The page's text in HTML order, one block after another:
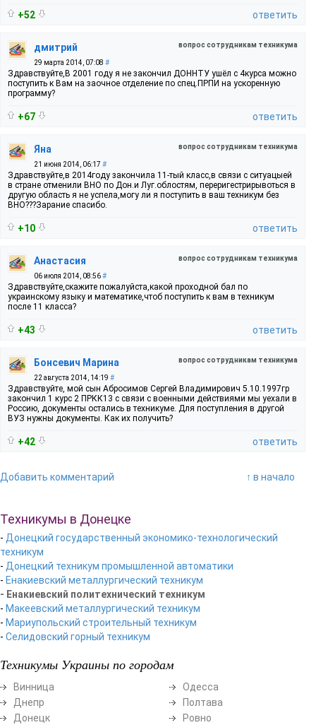
+52 ответить
вопрос сотрудникам техникума
дмитрий
29 марта 2014, 07:08 #
Здравствуйте,В 2001 году я не закончил ДОННТУ ушёл с 4курса можно
поступить к Вам на заочное отделение по спец.ПРПИ на ускоренную
программу?
+67 ответить
вопрос сотрудникам техникума
Яна
21 июня 2014, 06:17 #
Здравствуйте,в 2014году закончила 11-тый класс,в связи с ситуацыей
в стране отменили ВНО по Дон.и Луг.облостям, переригестрирывоться в
другую область я не успела,могу ли я поступить в ваш техникум без
ВНО???Зарание спасибо.
+10 ответить
вопрос сотрудникам техникума
Анастасия
06 июля 2014, 08:56#
Здравствуйте,скажите пожалуйста,какой проходной бал по
украинскому языку и математике,чтоб поступить к вам в техникум
после 11 класса?
+43 ответить
вопрос сотрудникам техникума
Бонсевич Марина
22 августа 2014, 14:19 #
Здравствуйте, мой сын Абросимов Сергей Владимирович 5.10.1997гр
закончил 1 курс 2 ПРКК13 с связи с военными действиями мы уехали в
Россию, документы остались в техникуме. Для поступления в другой
ВУЗ нужны документы. Как их получить?
+42 ответить
Добавить комментарий ↑ в начало
Техникумы в Донецке
- Донецкий государственный экономико-технологический
техникум
- Донецкий техникум промышленной автоматики
- Енакиевский металлургический техникум
- Енакиевский политехнический техникум
- Макеевский металлургический техникум
- Мариупольский строительный техникум
- Селидовский горный техникум
Техникумы Украины по городам
Винница
Днепр
Донецк
Одесса
Полтава
Ровно